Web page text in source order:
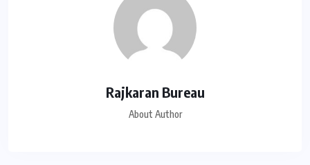
Rajkaran Bureau
About Author